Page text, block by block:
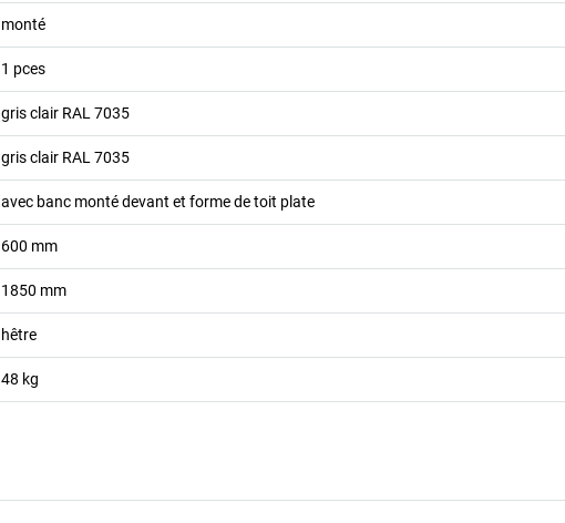
monté
1 pces
gris clair RAL 7035
gris clair RAL 7035
avec banc monté devant et forme de toit plate
600 mm
1850 mm
hêtre
48 kg